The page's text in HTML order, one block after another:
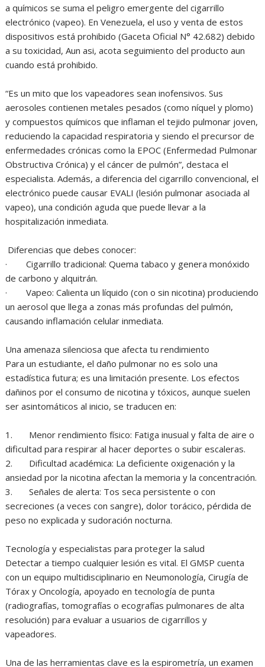
a químicos se suma el peligro emergente del cigarrillo
electrónico (vapeo). En Venezuela, el uso y venta de estos
dispositivos está prohibido (Gaceta Oficial N° 42.682) debido
a su toxicidad, Aun asi, acota seguimiento del producto aun
cuando está prohibido.
“Es un mito que los vapeadores sean inofensivos. Sus
aerosoles contienen metales pesados (como níquel y plomo)
y compuestos químicos que inflaman el tejido pulmonar joven,
reduciendo la capacidad respiratoria y siendo el precursor de
enfermedades crónicas como la EPOC (Enfermedad Pulmonar
Obstructiva Crónica) y el cáncer de pulmón”, destaca el
especialista. Además, a diferencia del cigarrillo convencional, el
electrónico puede causar EVALI (lesión pulmonar asociada al
vapeo), una condición aguda que puede llevar a la
hospitalización inmediata.
Diferencias que debes conocer:
· Cigarrillo tradicional: Quema tabaco y genera monóxido
de carbono y alquitrán.
· Vapeo: Calienta un líquido (con o sin nicotina) produciendo
un aerosol que llega a zonas más profundas del pulmón,
causando inflamación celular inmediata.
Una amenaza silenciosa que afecta tu rendimiento
Para un estudiante, el daño pulmonar no es solo una
estadística futura; es una limitación presente. Los efectos
dañinos por el consumo de nicotina y tóxicos, aunque suelen
ser asintomáticos al inicio, se traducen en:
1. Menor rendimiento físico: Fatiga inusual y falta de aire o
dificultad para respirar al hacer deportes o subir escaleras.
2. Dificultad académica: La deficiente oxigenación y la
ansiedad por la nicotina afectan la memoria y la concentración.
3. Señales de alerta: Tos seca persistente o con
secreciones (a veces con sangre), dolor torácico, pérdida de
peso no explicada y sudoración nocturna.
Tecnología y especialistas para proteger la salud
Detectar a tiempo cualquier lesión es vital. El GMSP cuenta
con un equipo multidisciplinario en Neumonología, Cirugía de
Tórax y Oncología, apoyado en tecnología de punta
(radiografías, tomografías o ecografías pulmonares de alta
resolución) para evaluar a usuarios de cigarrillos y
vapeadores.
Una de las herramientas clave es la espirometría, un examen